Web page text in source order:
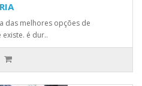
das melhores opções de
é dur..